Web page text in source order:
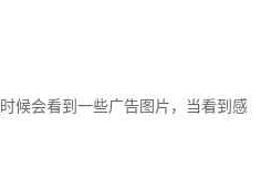
候会看到一些广告图片，当看到感